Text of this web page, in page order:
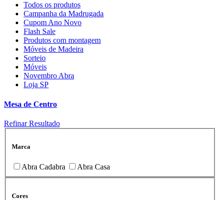
Todos os produtos
Campanha da Madrugada
Cupom Ano Novo
Flash Sale
Produtos com montagem
Móveis de Madeira
Sorteio
Móveis
Novembro Abra
Loja SP
Mesa de Centro
Refinar Resultado
Marca
Abra Cadabra Abra Casa
Cores